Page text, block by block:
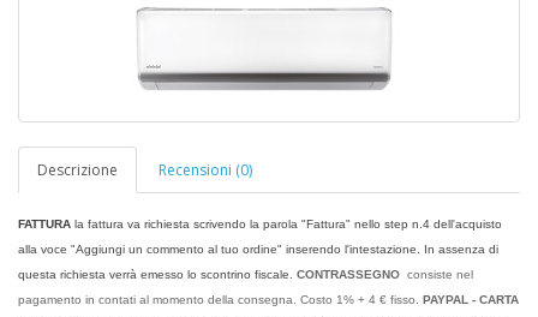
Descrizione Recensioni (0)
FATTURA la fattura va richiesta scrivendo la parola "Fattura" nello step n.4 dell'acquisto
alla voce "Aggiungi un commento al tuo ordine" inserendo l'intestazione. In assenza di
questa richiesta verrà emesso lo scontrino fiscale
CONTRASSEGNO consiste nel
pagamento in contati al momento della consegna. Costo 1% + 4 € fisso. PAYPAL - CARTA